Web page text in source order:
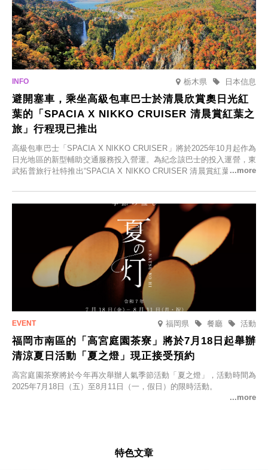
栃木県 日本信息
避開塞車，乘坐高級包車巴士於清晨欣賞奧日光紅
葉的「SPACIA X NIKKO CRUISER 清晨賞紅葉之
旅」行程現已推出
高級包車巴士「SPACIA X NIKKO CRUISER」將於2025年10月起作為
日光地區的新型輔助交通服務投入營運。為紀念該巴士的投入運營，東
武拓普旅行社特推出“SPACIA X NIKKO CRUISER 清晨賞紅葉之旅”，
福岡県 活動
餐廳
福岡市南區的「高宮庭園茶寮」將於7月18日起舉辦
清涼夏日活動「夏之燈」現正接受預約
高宮庭園茶寮將於今年再次舉辦人氣季節活動「夏之燈」，活動時間為
2025年7月18日（五）至8月11日（一，假日）的限時活動。
特色文章